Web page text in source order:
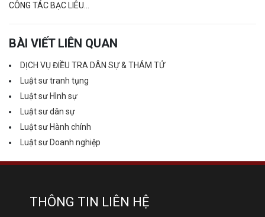
CÔNG TÁC BẠC LIÊU…
BÀI VIẾT LIÊN QUAN
DỊCH VỤ ĐIỀU TRA DÂN SỰ & THÁM TỬ
Luật sư tranh tụng
Luật sư Hình sự
Luật sư dân sự
Luật sư Hành chính
Luật sư Doanh nghiệp
THÔNG TIN LIÊN HỆ